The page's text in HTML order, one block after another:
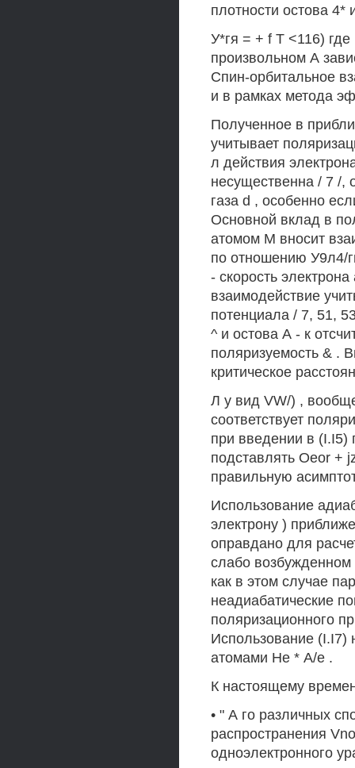
плотности остова
У*гя = + f Т <116) где
произвольном А
Спин-орбитальное
и в рамках метода
Полученное в
учитывает
л действия
несущественна / 7 /,
газа d , особенно
Основной вклад в
атомом М вносит
по отношению У9л4/
- скорость
взаимодействие
потенциала / 7, 51,
^ и остова А - к
поляризуемость & .
критическое
Л у вид VW/) ,
соответствует
при введении в (I.I5)
подставлять Oeor +
правильную
Использование
электрону )
оправдано для
слабо возбужденном
как в этом случае
неадиабатические
поляризационного
Использование (I.I7)
атомами Не * А/е .
К настоящему
• " А го различных
распространения
одноэлектронного